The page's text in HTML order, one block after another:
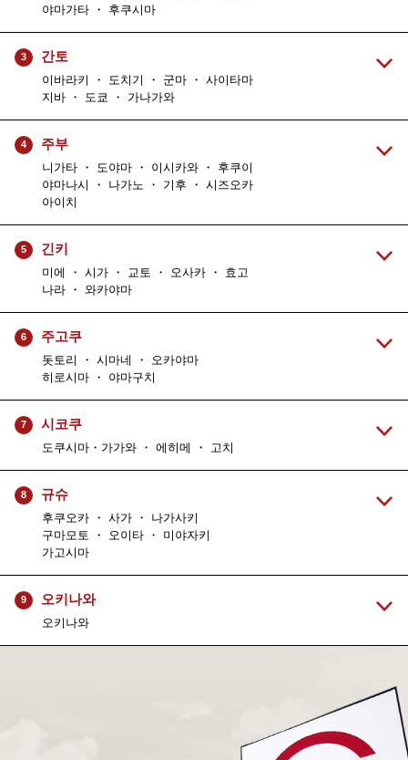
야마가타 ・ 후쿠시마
3 간토
이바라키 ・ 도치기 ・ 군마 ・ 사이타마
지바 ・ 도쿄 ・ 가나가와
4 주부
니가타 ・ 도야마 ・ 이시카와 ・ 후쿠이
야마나시 ・ 나가노 ・ 기후 ・ 시즈오카
아이치
5 긴키
미에 ・ 시가 ・ 교토 ・ 오사카 ・ 효고
나라 ・ 와카야마
6 주고쿠
돗토리 ・ 시마네 ・ 오카야마
히로시마 ・ 야마구치
7 시코쿠
도쿠시마・가가와 ・ 에히메 ・ 고치
8 규슈
후쿠오카 ・ 사가 ・ 나가사키
구마모토 ・ 오이타 ・ 미야자키
가고시마
9 오키나와
오키나와